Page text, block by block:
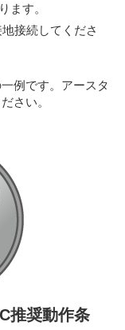
ます。
接続してくださ
例です。アースタ
さい。
推奨動作条